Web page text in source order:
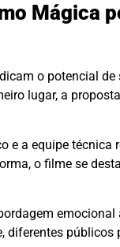
Mágica
o potencial de
lugar, a
e a equipe técnica
o filme se
diferentes públicos